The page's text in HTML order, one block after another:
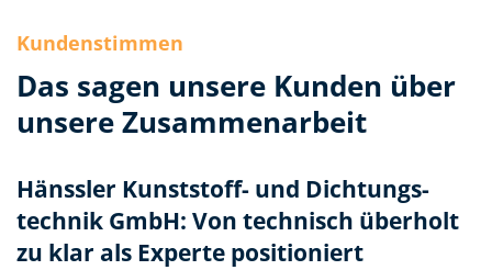
Kundenstimmen
Das sagen unsere Kunden über
unsere Zusammenarbeit
Hänssler Kunststoff- und Dichtungs­
technik GmbH: Von technisch überholt
zu klar als Experte positioniert